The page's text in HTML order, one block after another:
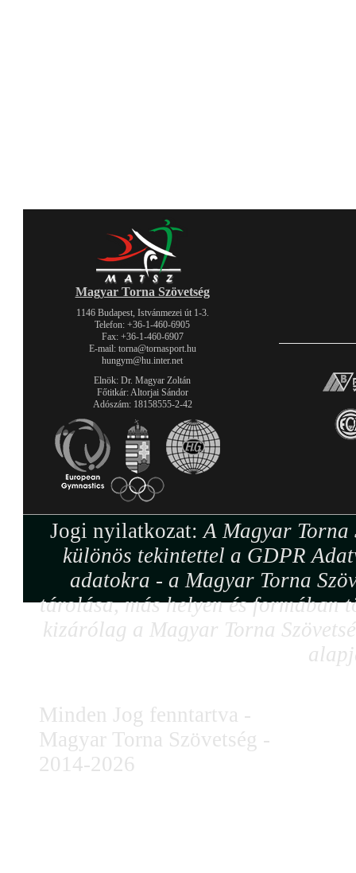
Magyar Torna Szövetség
1146 Budapest, Istvánmezei út 1-3.
Telefon: +36-1-460-6905
Fax: +36-1-460-6907
E-mail: torna@tornasport.hu
hungym@hu.inter.net
Elnök: Dr. Magyar Zoltán
Főtitkár: Altorjai Sándor
Adószám: 18158555-2-42
Jogi nyilatkozat:A Magyar Torna
különös tekintettel a GDPR
adatokra - a Magyar Torna
tárolása, más helyen és formában
kizárólag a Magyar Torna
Minden Jog fenntartva -
Magyar Torna Szövetség -
2014-2026